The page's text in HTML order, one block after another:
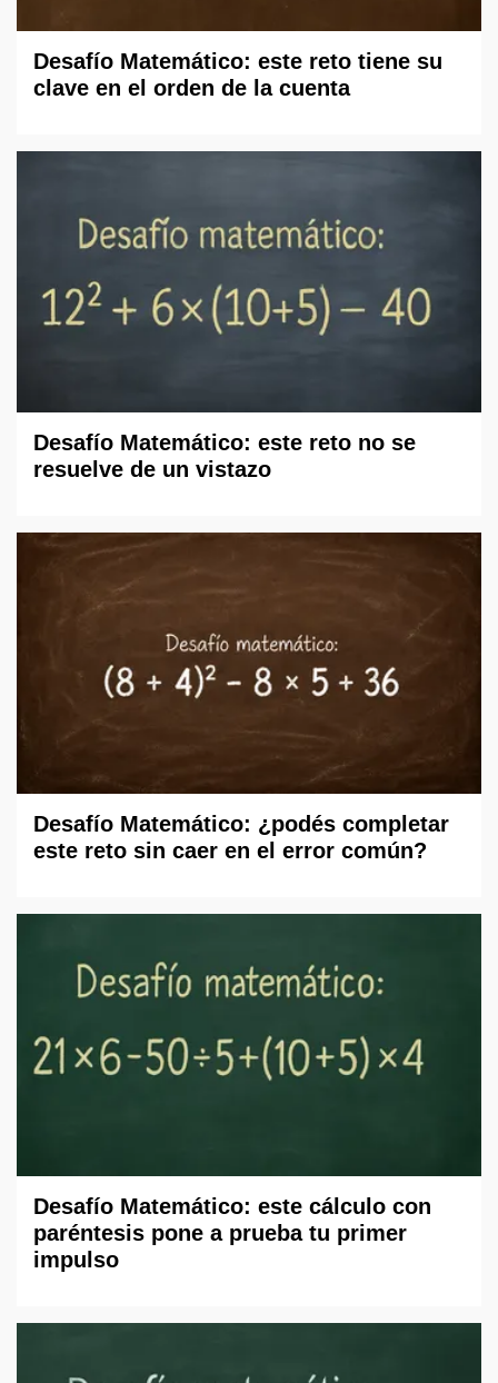
Desafío Matemático: este reto tiene su
clave en el orden de la cuenta
Desafío Matemático: este reto no se
resuelve de un vistazo
Desafío Matemático: ¿podés completar
este reto sin caer en el error común?
Desafío Matemático: este cálculo con
paréntesis pone a prueba tu primer
impulso